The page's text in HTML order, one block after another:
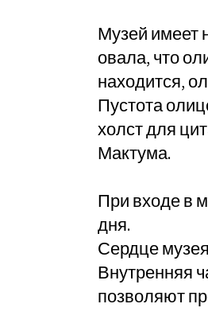
Музей имеет
овала, что
находится,
Пустота
холст для
Мактума.
При входе в
дня.
Сердце
Внутренняя
позволяют